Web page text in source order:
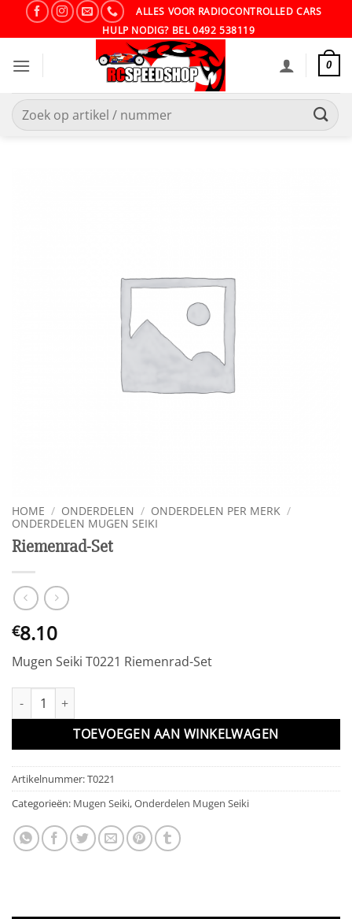
ALLES VOOR RADIOCONTROLLED CARS
HULP NODIG? BEL 0492 538119
0
Zoeken
naar:
HOME / ONDERDELEN / ONDERDELEN PER MERK /
ONDERDELEN MUGEN SEIKI
Riemenrad-Set
€8.10
Mugen Seiki T0221 Riemenrad-Set
Riemenrad-Set aantal
TOEVOEGEN AAN WINKELWAGEN
Artikelnummer:T0221
Categorieën: Mugen Seiki,Onderdelen Mugen Seiki